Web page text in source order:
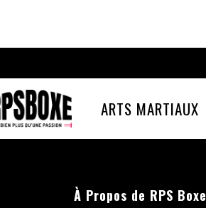
ARTS MARTIAUX
À Propos de RPS Boxe